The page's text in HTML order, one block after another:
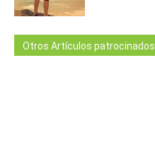
Otros Artículos patrocinados